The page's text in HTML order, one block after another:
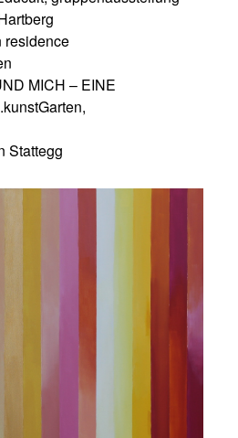
residence
MICH – EINE
Stattegg